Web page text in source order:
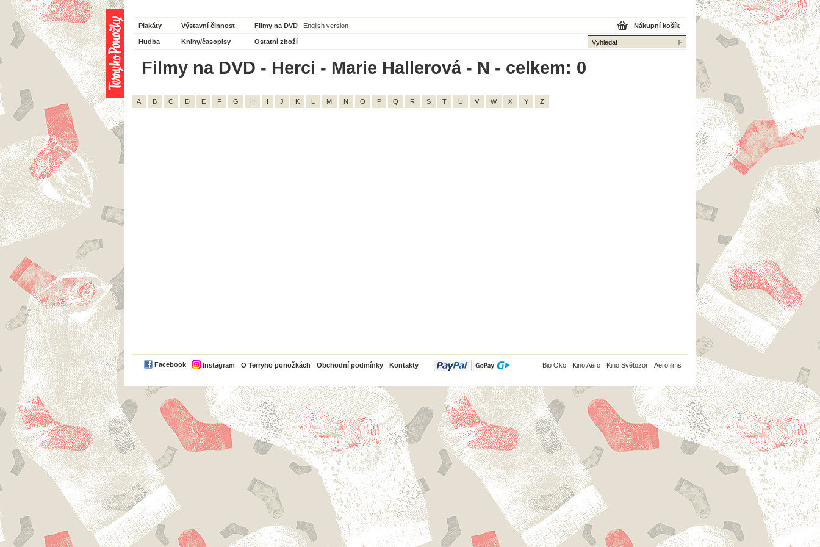
Plakáty Výstavní činnost Filmy na DVD English version
Hudba Knihy/časopisy Ostatní zboží
Nákupní košík
Filmy na DVD - Herci - Marie Hallerová - N - celkem: 0
A B C D E F G H I J K L M N O P Q R S T U V W X Y Z
Facebook Instagram O Terryho ponožkách Obchodní podmínky Kontakty
PayPal Bio Oko Kino Aero Kino Světozor Aerofilms